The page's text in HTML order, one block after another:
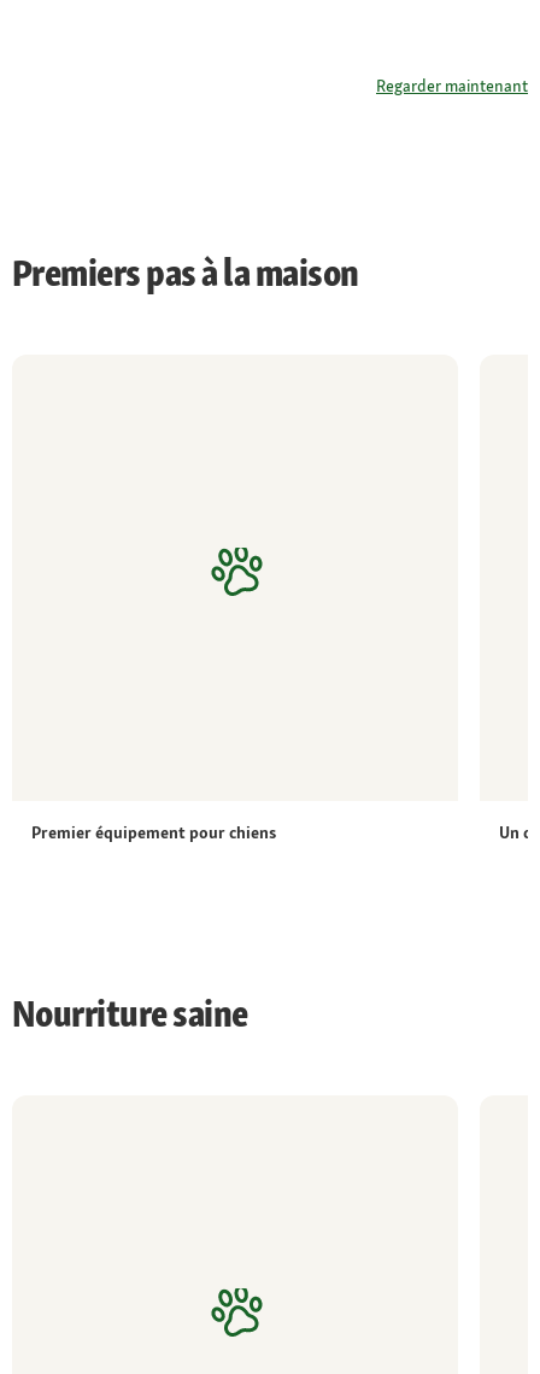
Regarder maintenant
Premiers pas à la maison
Premier équipement pour chiens Un
Nourriture saine